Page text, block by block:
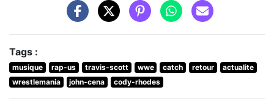
Tags :
musique rap-us travis-scott wwe catch retour
actualite
wrestlemania
john-cena cody-rhodes